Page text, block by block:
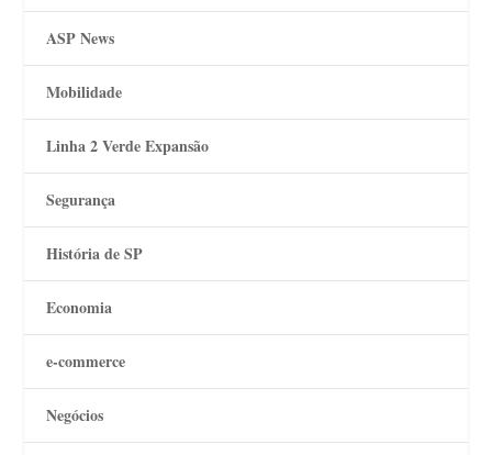
ASP News
Mobilidade
Linha 2 Verde Expansão
Segurança
História de SP
Economia
e-commerce
Negócios